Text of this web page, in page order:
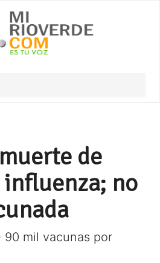
de
no
90 mil vacunas por